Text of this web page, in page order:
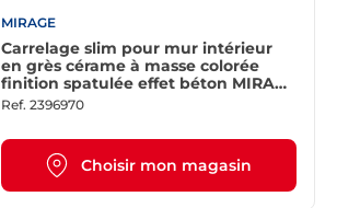
MIRAGE
Carrelage slim pour mur intérieur
en grès cérame à masse colorée
finition spatulée effet béton MIRAGE
GLOCAL GC 21 Corten L. 278 x l. 120
Ref. 2396970
Choisir mon magasin